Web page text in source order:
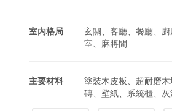
室內格局
玄關、客廳、餐廳、
室、麻將間
主要材料
塗裝木皮板、超耐磨
磚、壁紙、系統櫃、